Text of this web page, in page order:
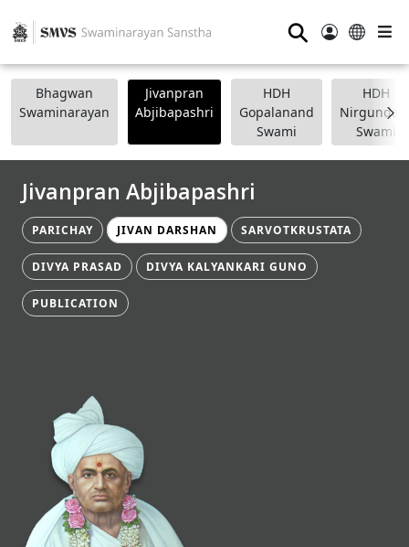
⚲
Bhagwan
Swaminarayan
Jivanpran
Abjibapashri
HDH
Gopalanand
Swami
HDH
Swami
Jivanpran Abjibapashri
PARICHAY JIVAN DARSHAN SARVOTKRUSTATA
DIVYA PRASAD DIVYA KALYANKARI GUNO
PUBLICATION